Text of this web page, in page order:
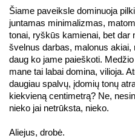
Šiame paveiksle dominuoja
juntamas minimalizmas,
tonai, ryškūs kamienai, bet dar
švelnus darbas, malonus
daug ko jame paieškoti.
mane tai labai domina, vilioja.
daugiau spalvų, įdomių tonų
kiekvieną centimetrą? Ne,
nieko jai netrūksta, nieko.
Aliejus, drobė.